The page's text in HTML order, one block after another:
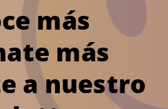
más
más
a nuestro